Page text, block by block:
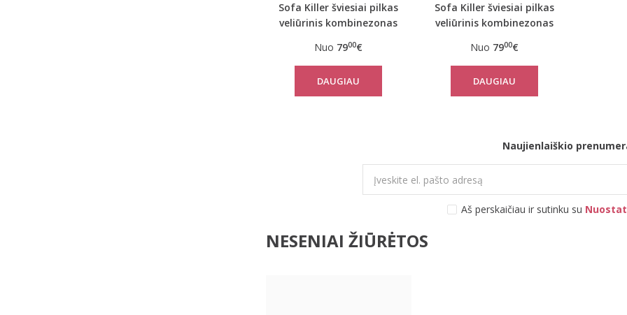
Sofa Killer šviesiai pilkas
veliūrinis kombinezonas
Nuo 7900€
DAUGIAU
Sofa Killer šviesiai pilkas
veliūrinis kombinezonas
Nuo 7900€
DAUGIAU
Naujienlaiškio
Aš perskaičiau ir sutinku su
NESENIAI ŽIŪRĖTOS